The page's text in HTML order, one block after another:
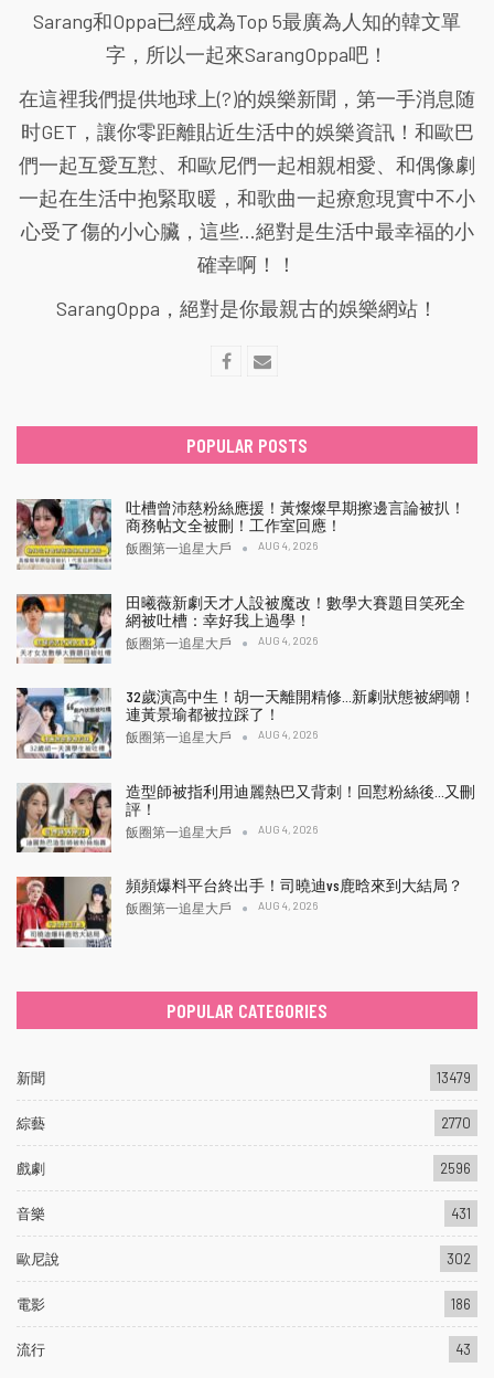
Sarang和Oppa已經成為Top 5最廣為人知的韓文單
字，所以一起來SarangOppa吧！
在這裡我們提供地球上(?)的娛樂新聞，第一手消息随
时GET，讓你零距離貼近生活中的娛樂資訊！和歐巴
們一起互愛互懟、和歐尼們一起相親相愛、和偶像劇
一起在生活中抱緊取暖，和歌曲一起療愈現實中不小
心受了傷的小心臟，這些...絕對是生活中最幸福的小
確幸啊！！
SarangOppa，絕對是你最親古的娛樂網站！
POPULAR POSTS
吐槽曾沛慈粉絲應援！黃燦燦早期擦邊言論被扒！
商務帖文全被刪！工作室回應！
飯圈第一追星大戶 AUG 4, 2026
田曦薇新劇天才人設被魔改！數學大賽題目笑死全
網被吐槽：幸好我上過學！
飯圈第一追星大戶 AUG 4, 2026
32歲演高中生！胡一天離開精修…新劇狀態被網嘲！
連黃景瑜都被拉踩了！
飯圈第一追星大戶 AUG 4, 2026
造型師被指利用迪麗熱巴又背刺！回懟粉絲後…又刪
評！
飯圈第一追星大戶 AUG 4, 2026
頻頻爆料平台終出手！司曉迪vs鹿晗來到大結局？
飯圈第一追星大戶 AUG 4, 2026
POPULAR CATEGORIES
新聞 13479
綜藝 2770
戲劇 2596
音樂 431
歐尼說 302
電影 186
流行 43